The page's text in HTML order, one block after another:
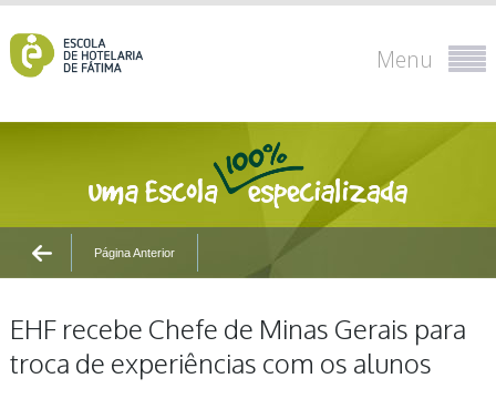
Menu
Página Anterior
EHF recebe Chefe de Minas Gerais para
troca de experiências com os alunos